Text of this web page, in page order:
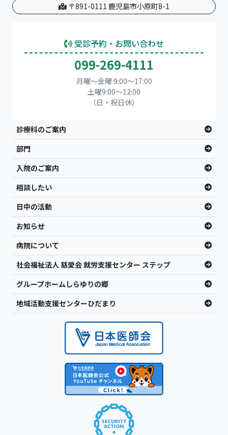
〒891-0111 鹿児島市小原町8-1
受診予約・お問い合わせ
099-269-4111
月曜～金曜 9:00～17:00
土曜9:00〜12:00
（日・祝日休）
診療科のご案内
部門
入院のご案内
相談したい
日中の活動
お知らせ
病院について
社会福祉法人 慈愛会 就労支援センター ステップ
グループホームしらゆりの郷
地域活動支援センターひだまり